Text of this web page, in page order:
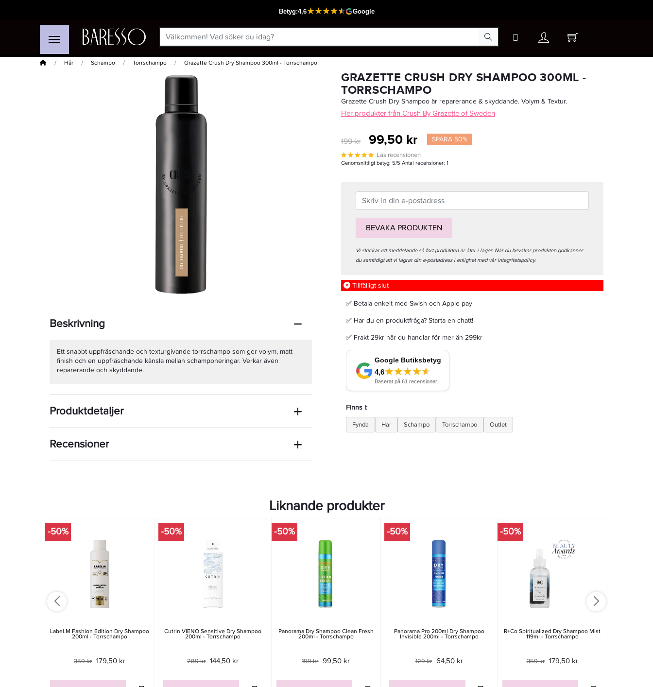
Hem Hår Schampo Torrschampo Grazette Crush Dry Shampoo 300ml - Torrschampo
Passar din varukorg
Beskrivning
Ett snabbt uppfräschande och texturgivande torrschampo som ger volym, matt
finish och en uppfräschande känsla mellan schamponeringar. Verkar även
reparerande och skyddande.
Produktdetaljer
Recensioner
GRAZETTE CRUSH DRY SHAMPOO 300ML -
TORRSCHAMPO
Grazette Crush Dry Shampoo är reparerande & skyddande. Volym & Textur.
Fler produkter från Crush By Grazette of Sweden
199 kr 99,50 kr SPARA 50%
Läs recensionen
Genomsnittligt betyg: 5/5 Antal recensioner: 1
BEVAKA PRODUKTEN
Vi skickar ett meddelande så fort produkten är åter i lager. När du bevakar produkten godkänner
du samtidigt att vi lagrar din e-postadress i enlighet med vår integritetspolicy.
Tillfälligt slut
✅ Betala enkelt med Swish och Apple pay
✅ Har du en produktfråga? Starta en chatt!
✅ Frakt 29kr när du handlar för mer än 299kr
Finns i:
Fynda Hår Schampo Torrschampo Outlet
Liknande produkter
-50%
Label.m Fashion Edition Dry Shampoo
200ml - Torrschampo
359 kr 179,50 kr
-50%
Cutrin VIENO Sensitive Dry Shampoo
200ml - Torrschampo
289 kr 144,50 kr
-50%
Panorama Dry Shampoo Clean Fresh
200ml - Torrschampo
199 kr 99,50 kr
-50%
Panorama Pro 200ml Dry Shampoo
Invisible 200ml - Torrschampo
129 kr 64,50 kr
-50%
R+Co Spiritualized Dry Shampoo Mist
119ml - Torrschampo
359 kr 179,50 kr